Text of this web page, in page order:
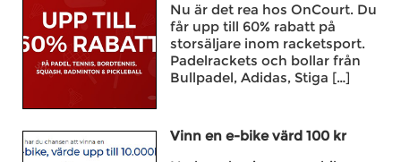
Nu är det rea hos OnCourt. Du
får upp till 60% rabatt på
storsäljare inom racketsport.
Padelrackets och bollar från
Bullpadel, Adidas, Stiga […]
Vinn en e-bike värd 100 kr